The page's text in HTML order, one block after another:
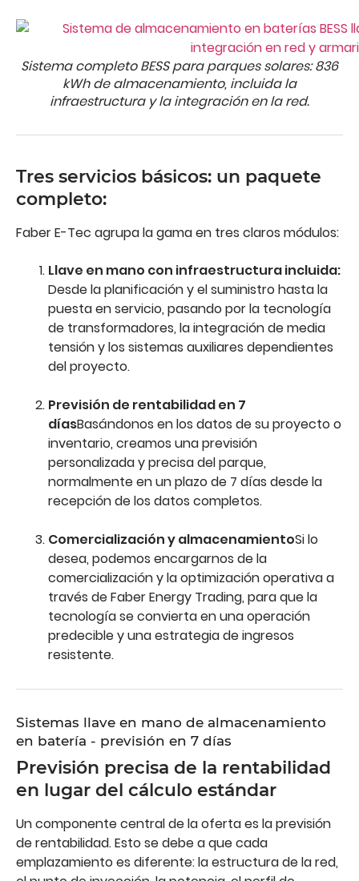
Sistema completo BESS para parques solares: 836
kWh de almacenamiento, incluida la
infraestructura y la integración en la red.
Tres servicios básicos: un paquete
completo:
Faber E-Tec agrupa la gama en tres claros módulos:
Llave en mano con infraestructura incluida:
Desde la planificación y el suministro hasta la
puesta en servicio, pasando por la tecnología
de transformadores, la integración de media
tensión y los sistemas auxiliares dependientes
del proyecto.
Previsión de rentabilidad en 7
díasBasándonos en los datos de su proyecto o
inventario, creamos una previsión
personalizada y precisa del parque,
normalmente en un plazo de 7 días desde la
recepción de los datos completos.
Comercialización y almacenamientoSi lo
desea, podemos encargarnos de la
comercialización y la optimización operativa a
través de Faber Energy Trading, para que la
tecnología se convierta en una operación
predecible y una estrategia de ingresos
resistente.
Sistemas llave en mano de almacenamiento
en batería - previsión en 7 días
Previsión precisa de la rentabilidad
en lugar del cálculo estándar
Un componente central de la oferta es la previsión
de rentabilidad. Esto se debe a que cada
emplazamiento es diferente: la estructura de la red,